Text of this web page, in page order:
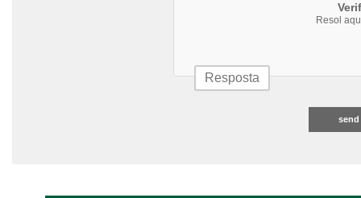
Resol
send